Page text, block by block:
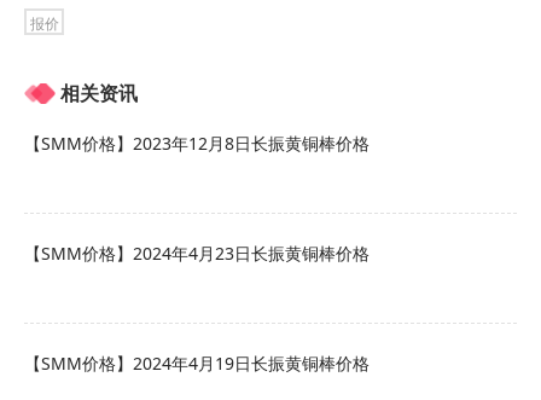
报价
相关资讯
【SMM价格】2023年12月8日长振黄铜棒价格
【SMM价格】2024年4月23日长振黄铜棒价格
【SMM价格】2024年4月19日长振黄铜棒价格